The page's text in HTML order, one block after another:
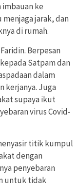
ke
jarak, dan
di rumah.
Berpesan
Satpam dan
dalam
kerjanya. Juga
supaya ikut
virus Covid-
titik kumpul
dengan
penyebaran
untuk tidak